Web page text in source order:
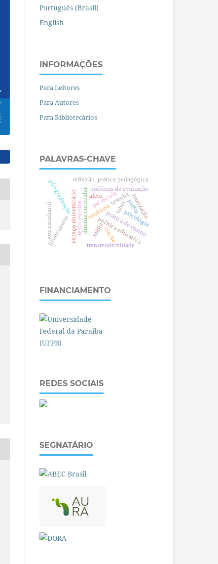
Português (Brasil)
English
INFORMAÇÕES
Para Leitores
Para Autores
Para Bibliotecários
PALAVRAS-CHAVE
resenha
território
diretriz curricular prática de ensino
texto escolar
políticas de avaliação
espaço universitário
pós-graduação saber
política educativa
mídia
licenciaturas
parfor
voz estudantil
pré-escola
creche
psicologia
reflexão. prática pedagógica.
teorização
transmodernidade
afeto
FINANCIAMENTO
REDES SOCIAIS
SEGNATÁRIO